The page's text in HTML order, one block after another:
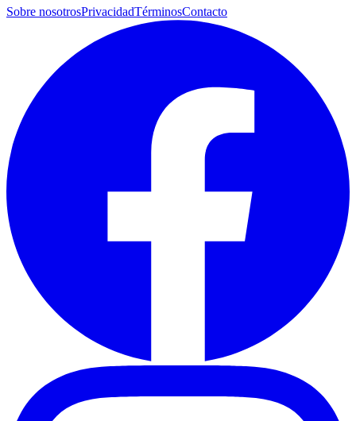
Sobre nosotrosPrivacidadTérminosContacto